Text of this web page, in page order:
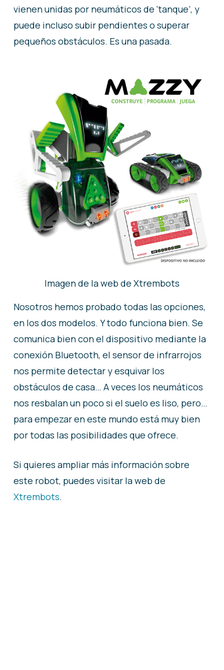
vienen unidas por neumáticos de ‘tanque’, y
puede incluso subir pendientes o superar
pequeños obstáculos. Es una pasada.
Imagen de la web de Xtrembots
Nosotros hemos probado todas las opciones,
en los dos modelos. Y todo funciona bien. Se
comunica bien con el dispositivo mediante la
conexión Bluetooth, el sensor de infrarrojos
nos permite detectar y esquivar los
obstáculos de casa… A veces los neumáticos
nos resbalan un poco si el suelo es liso, pero…
para empezar en este mundo está muy bien
por todas las posibilidades que ofrece.
Si quieres ampliar más información sobre
este robot, puedes visitar la web de
Xtrembots.